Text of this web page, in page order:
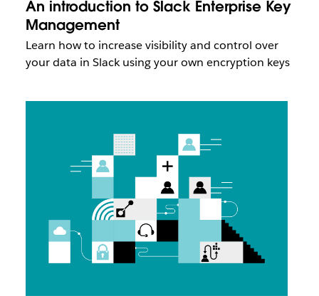
An introduction to Slack Enterprise Key
Management
Learn how to increase visibility and control over
your data in Slack using your own encryption keys